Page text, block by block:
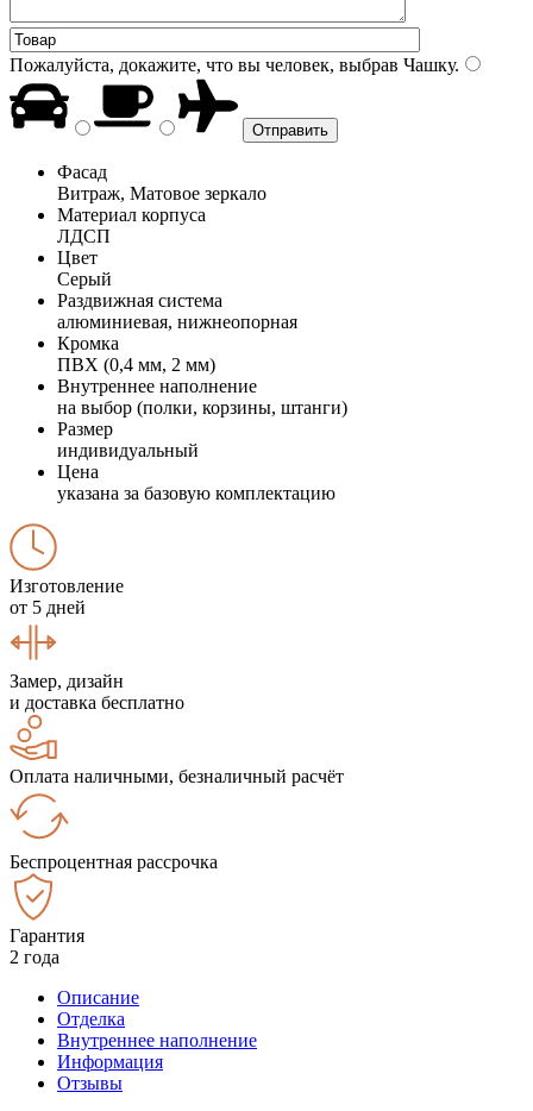
Пожалуйста, докажите, что вы человек, выбрав Чашку.
Фасад
Витраж, Матовое зеркало
Материал корпуса
ЛДСП
Цвет
Серый
Раздвижная система
алюминиевая, нижнеопорная
Кромка
ПВХ (0,4 мм, 2 мм)
Внутреннее наполнение
на выбор (полки, корзины, штанги)
Размер
индивидуальный
Цена
указана за базовую комплектацию
Изготовление
от 5 дней
Замер, дизайн
и доставка бесплатно
Оплата наличными, безналичный расчёт
Беспроцентная рассрочка
Гарантия
2 года
Описание
Отделка
Внутреннее наполнение
Информация
Отзывы